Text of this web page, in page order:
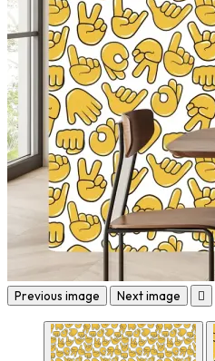
Previous image Next image 